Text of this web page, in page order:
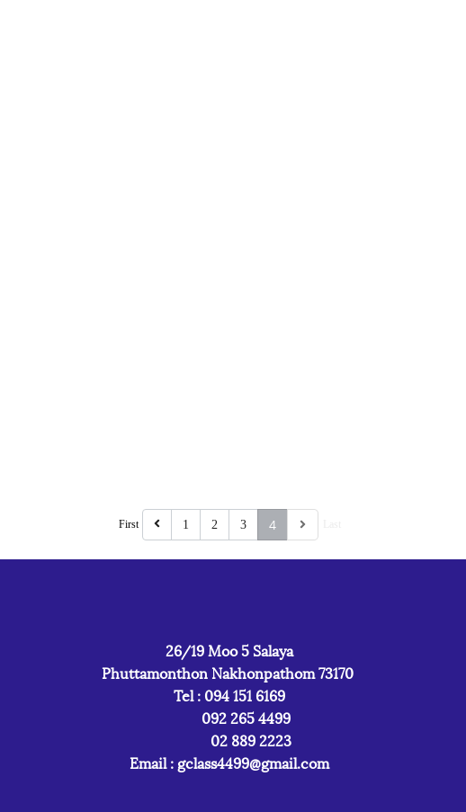
First 1 2 3 4
26/19 Moo 5 Salaya
Phuttamonthon Nakhonpathom 73170
Tel : 094 151 6169
092 265 4499
02 889 2223
Email : gclass4499@gmail.com